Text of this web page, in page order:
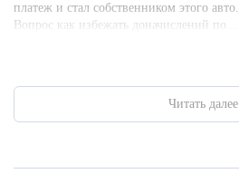
платеж и стал собственником этого авто.
Вопрос как избежать доначислений по...
Читать далее